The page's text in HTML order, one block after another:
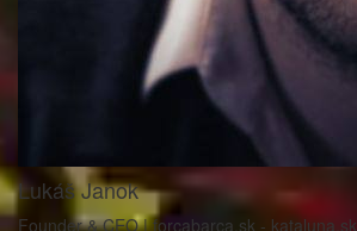
Lukáš Janok
Founder & CEO | forcabarca.sk - kataluna.sk